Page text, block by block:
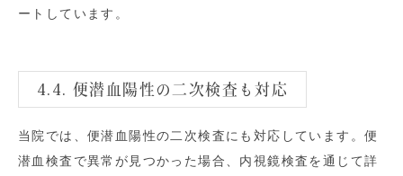
ートしています。
4.4. 便潜血陽性の二次検査も対応
当院では、便潜血陽性の二次検査にも対応しています。便
潜血検査で異常が見つかった場合、内視鏡検査を通じて詳